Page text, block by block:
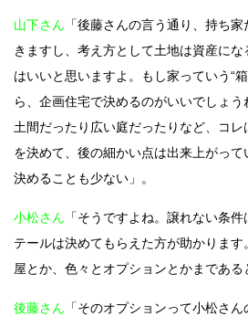
山下さん 「後藤さんの言う通り、持ち
きますし、考え方として土地は資産に
はいいと思いますよ。もし家っていう“
ら、企画住宅で決めるのがいいでしょ
土間だったり広い庭だったりなど、コ
を決めて、後の細かい点は出来上がって
決めることも少ない」。
小松さん 「そうですよね。譲れない条
テールは決めてもらえた方が助かりま
屋とか、色々とオプションとかまである
後藤さん 「そのオプションって小松さん